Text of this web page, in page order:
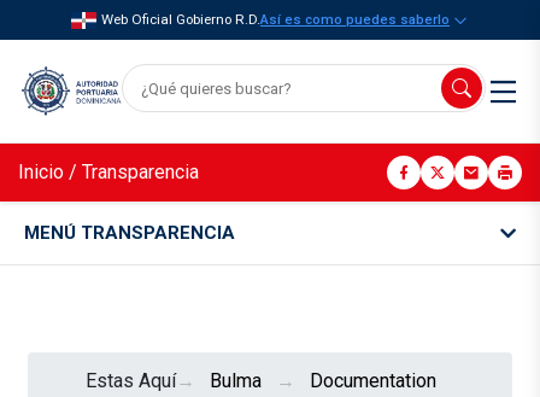
Web Oficial Gobierno R.D.Así es como puedes saberlo
Inicio / Transparencia
MENÚ TRANSPARENCIA
Estas Aquí Bulma
Documentation